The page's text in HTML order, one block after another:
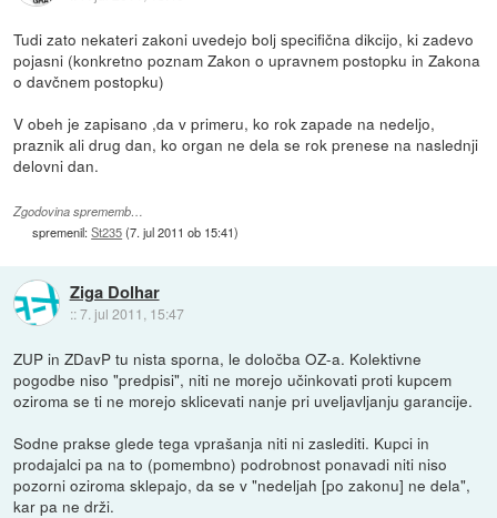
Tudi zato nekateri zakoni uvedejo bolj specifična dikcijo, ki zadevo
pojasni (konkretno poznam Zakon o upravnem postopku in Zakona
o davčnem postopku)
V obeh je zapisano ,da v primeru, ko rok zapade na nedeljo,
praznik ali drug dan, ko organ ne dela se rok prenese na naslednji
delovni dan.
Zgodovina sprememb…
spremenil:St235(7. jul 2011 ob 15:41)
Ziga Dolhar
::7. jul 2011, 15:47
ZUP in ZDavP tu nista sporna, le določba OZ-a. Kolektivne
pogodbe niso "predpisi", niti ne morejo učinkovati proti kupcem
oziroma se ti ne morejo sklicevati nanje pri uveljavljanju garancije.
Sodne prakse glede tega vprašanja niti ni zaslediti. Kupci in
prodajalci pa na to (pomembno) podrobnost ponavadi niti niso
pozorni oziroma sklepajo, da se v "nedeljah [po zakonu] ne dela",
kar pa ne drži.